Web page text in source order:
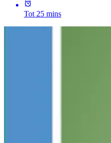
Tot 25 mins